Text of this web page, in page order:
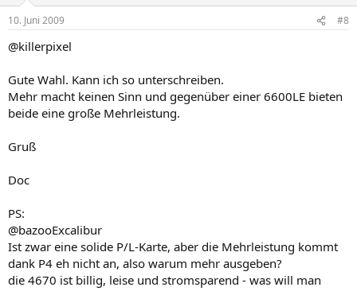
10. Juni 2009 #8
@killerpixel
Gute Wahl. Kann ich so unterschreiben.
Mehr macht keinen Sinn und gegenüber einer 6600LE bieten
beide eine große Mehrleistung.
Gruß
Doc
PS:
@bazooExcalibur
Ist zwar eine solide P/L-Karte, aber die Mehrleistung kommt
dank P4 eh nicht an, also warum mehr ausgeben?
die 4670 ist billig, leise und stromsparend - was will man